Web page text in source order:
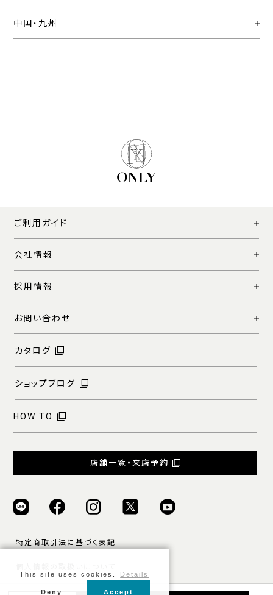
中国・九州
ご利用ガイド
会社情報
採用情報
お問い合わせ
カタログ
ショップブログ
HOW TO
店舗一覧・来店予約
特定商取引法に基づく表記
ご利用規約
This site uses cookies. Details
Deny Accept